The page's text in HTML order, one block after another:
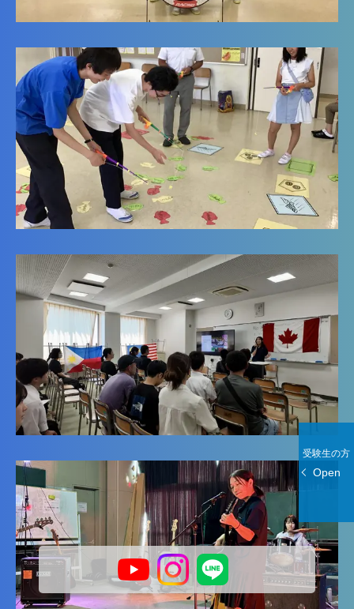
受験生の方
Open